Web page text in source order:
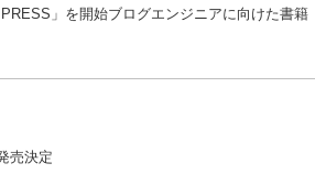
」を開始ブログエンジニアに向けた書籍
売決定